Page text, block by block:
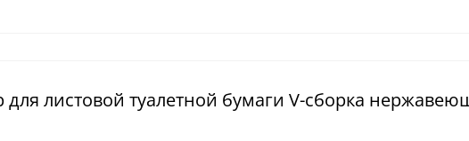
листовой туалетной бумаги V-сборка